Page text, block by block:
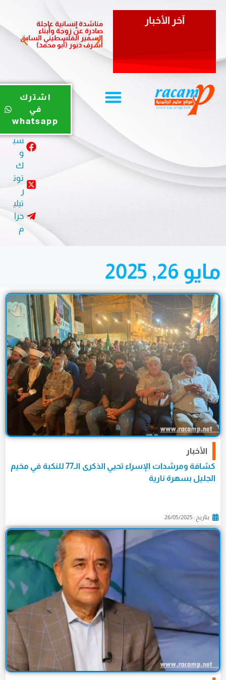
آخر الأخبار
مناشدة إنسانية عاجلة
صادرة عن زوجة وأبناء
السفير الفلسطيني السابق
أشرف دبور (أبو محمد)
لدعم
يو
ب
سب
و
توت
ر
تيلي
جرا
اشترك
في
whatsapp
26, 2025
الأخبار
كشافة ومرشدات الإسراء تحيي الذكرى الـ77 للنكبة في مخيم
الجليل بسهرة نارية
بتاريخ : 26/05/2025